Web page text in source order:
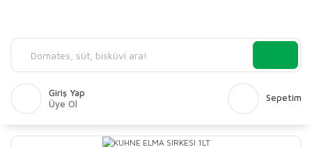
Giriş Yap
Üye Ol
Sepetim